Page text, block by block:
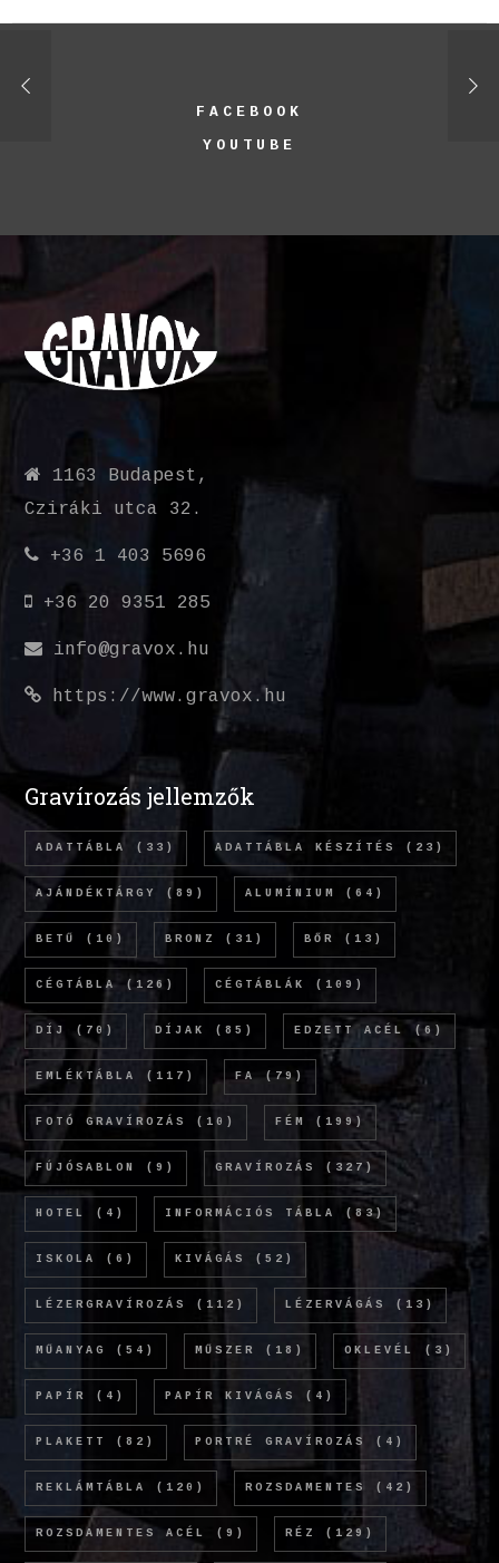
FACEBOOK
YOUTUBE
1163 Budapest,
Cziráki utca 32.
+36 1 403 5696
+36 20 9351 285
info@gravox.hu
https://www.gravox.hu
Gravírozás jellemzők
ADATTÁBLA (33) ADATTÁBLA KÉSZÍTÉS (23)
AJÁNDÉKTÁRGY (89) ALUMÍNIUM (64)
BETŰ (10) BRONZ (31) BŐR (13)
CÉGTÁBLA (126) CÉGTÁBLÁK (109)
DÍJ (70) DÍJAK (85) EDZETT ACÉL (6)
EMLÉKTÁBLA (117) FA (79)
FOTÓ GRAVÍROZÁS (10) FÉM (199)
FÚJÓSABLON (9) GRAVÍROZÁS (327)
HOTEL (4) INFORMÁCIÓS TÁBLA (83)
ISKOLA (6) KIVÁGÁS (52)
LÉZERGRAVÍROZÁS (112) LÉZERVÁGÁS (13)
MŰANYAG (54) MŰSZER (18) OKLEVÉL (3)
PAPÍR (4) PAPÍR KIVÁGÁS (4)
PLAKETT (82) PORTRÉ GRAVÍROZÁS (4)
REKLÁMTÁBLA (120) ROZSDAMENTES (42)
ROZSDAMENTES ACÉL (9) RÉZ (129)